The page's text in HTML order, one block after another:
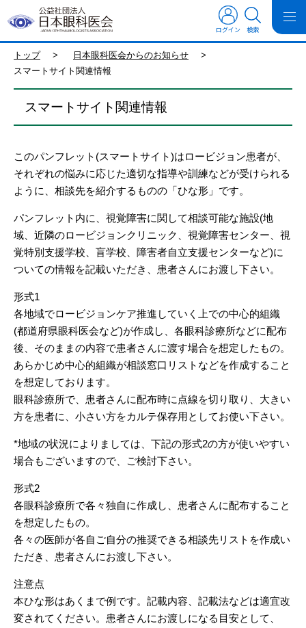
ログイン 検索
トップ > 日本眼科医会からのお知らせ
>
スマートサイト関連情報
スマートサイト関連情報
このパンフレット(スマートサイト)はロービジョン患者が、
それぞれの悩みに応じた適切な指導や訓練などが受けられる
ように、相談先を紹介するものの「ひな形」です。
パンフレット内に、視覚障害に関して相談可能な施設(地
域、近隣のロービジョンクリニック、視覚障害センター、視
覚特別支援学校、盲学校、障害者自立支援センターなど)に
ついての情報を記載いただき、患者さんにお渡し下さい。
形式1
各地域でロービジョンケア推進していく上での中心的組織
(都道府県眼科医会など)が作成し、各眼科診療所などに配布
後、そのままの内容で患者さんに渡す場合を想定したもの。
あらかじめ中心的組織が相談窓口リストなどを作成すること
を想定しております。
眼科診療所で、患者さんに配布時に点線を切り取り、大きい
方を患者に、小さい方をカルテ保存用としてお使い下さい。
*地域の状況によりましては、下記の形式2の方が使いやすい
場合もございますので、ご検討下さい。
形式2
各眼科診療所で各々独自に作成し、患者さんに配布すること
を想定したもの。
各々の医師が各自ご自分の推奨できる相談先リストを作成い
ただき、患者さんにお渡し下さい。
注意点
本ひな形はあくまで例です。記載内容、記載法などは適宜改
変されてください。患者さんにお渡しになる目安として、